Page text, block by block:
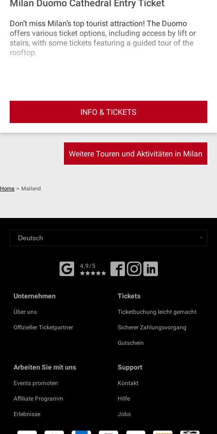
Milan Duomo Cathedral Entry Ticket
Don’t miss Milan’s top tourist attraction! The Duomo
offers various ticket options, including access by lift or
stairs, with some tickets featuring a guided tour of the
rooftop.
INFO & TICKETS
Weitere Touren und Aktivitäten in Milan
Home > Mailand
4,9/5
Unternehmen
Über uns
Offizieller Ticketpartner
Tickets
Ticketbuchung leicht gemacht
Sicherer Zahlungsvorgang
Gutschein
Arbeiten Sie mit uns
Events promoten
Affiliate Programm
Erlebnisse
Support
Kontakt
Hilfe
Jobs